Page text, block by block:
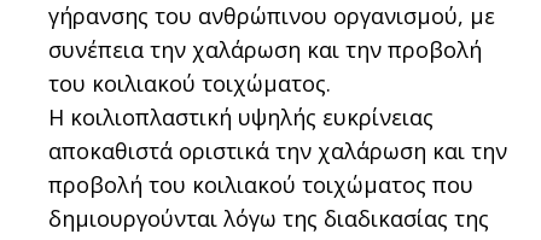
γήρανσης του ανθρώπινου οργανισμού, με
συνέπεια την χαλάρωση και την προβολή
του κοιλιακού τοιχώματος.
Η κοιλιοπλαστική υψηλής ευκρίνειας
αποκαθιστά οριστικά την χαλάρωση και την
προβολή του κοιλιακού τοιχώματος που
δημιουργούνται λόγω της διαδικασίας της